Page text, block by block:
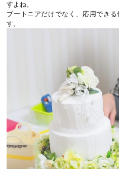
すよね。
ブートニアだけでなく、応用でき
す。